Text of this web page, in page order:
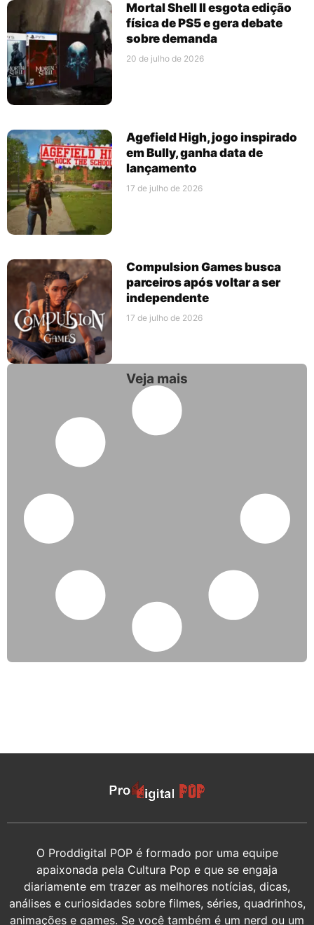
Mortal Shell II esgota edição
física de PS5 e gera debate
sobre demanda
20 de julho de 2026
Agefield High, jogo inspirado
em Bully, ganha data de
lançamento
17 de julho de 2026
Compulsion Games busca
parceiros após voltar a ser
independente
17 de julho de 2026
Veja mais
O Proddigital POP é formado por uma equipe
apaixonada pela Cultura Pop e que se engaja
diariamente em trazer as melhores notícias, dicas,
análises e curiosidades sobre filmes, séries, quadrinhos,
animações e games. Se você também é um nerd ou um